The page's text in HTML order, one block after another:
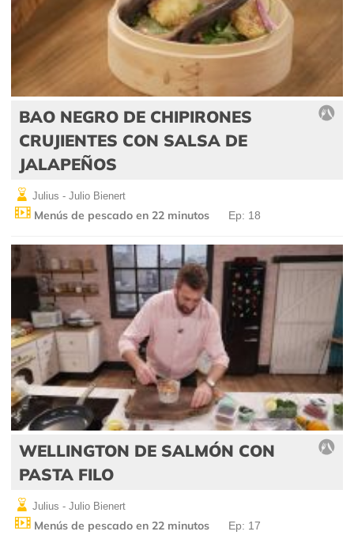
BAO NEGRO DE CHIPIRONES
CRUJIENTES CON SALSA DE
JALAPEÑOS
Julius - Julio Bienert
Menús de pescado en 22 minutos Ep: 18
WELLINGTON DE SALMÓN CON
PASTA FILO
Julius - Julio Bienert
Menús de pescado en 22 minutos Ep: 17